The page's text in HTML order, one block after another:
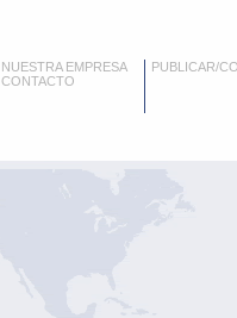
NUESTRA EMPRESA
CONTACTO
PUBLICAR/